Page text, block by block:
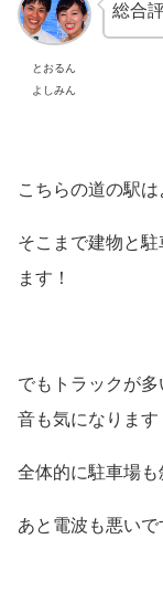
とおるん
よしみん
総合
こちらの道の駅は
そこまで建物と
ます！
でもトラックが
音も気になります
全体的に駐車場も
あと電波も悪いで